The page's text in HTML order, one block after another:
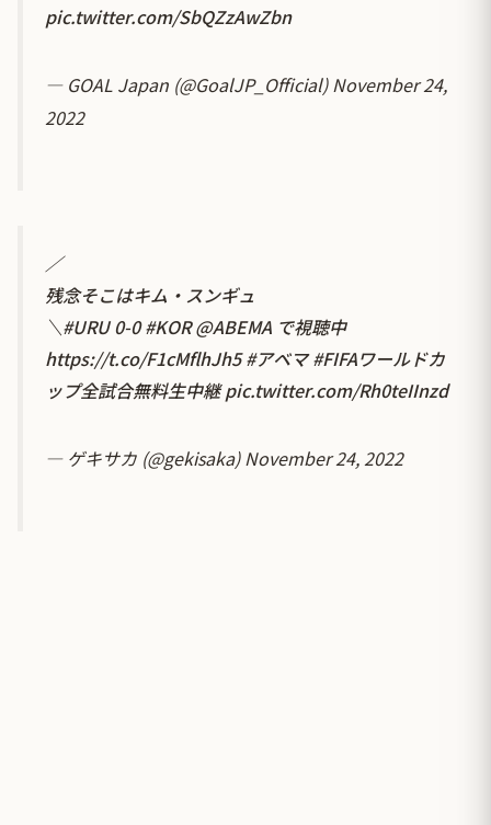
pic.twitter.com/SbQZzAwZbn
— GOAL Japan (@GoalJP_Official)November 24,
2022
／
残念そこはキム・スンギュ
＼#URU0-0#KOR @ABEMA で視聴中
https://t.co/F1cMflhJh5 #アベマ #FIFAワールドカ
ップ全試合無料生中継 pic.twitter.com/Rh0teIInzd
— ゲキサカ (@gekisaka)November 24, 2022